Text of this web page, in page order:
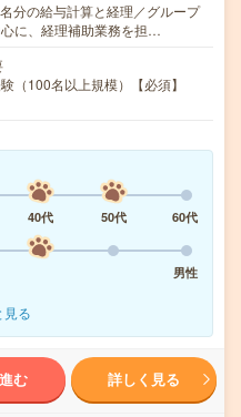
分の給与計算と経理／グループ
に、経理補助業務を担…
（100名以上規模）【必須】
40代 50代
60代
男性
見る
む 詳しく見る